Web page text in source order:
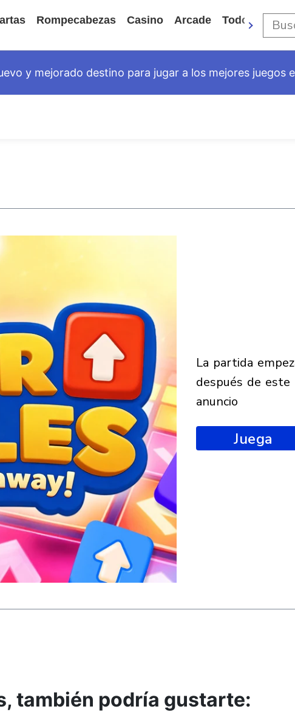
Rompecabezas Casino Arcade Todos Los
y mejorado destino para jugar a los mejores juegos
la partida empezará
después de este
anuncio
Juega
también podría gustarte: